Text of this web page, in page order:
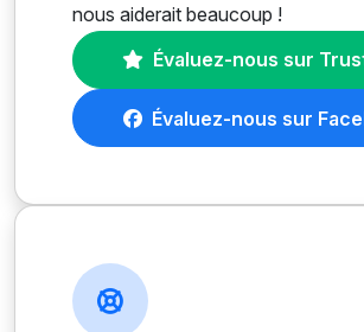
nous aiderait beaucoup !
Évaluez-nous sur
Évaluez-nous sur